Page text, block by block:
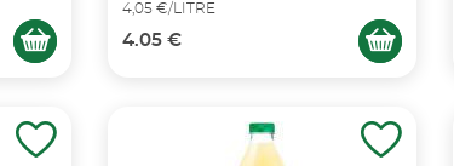
4,05 €/LITRE
4.05 €